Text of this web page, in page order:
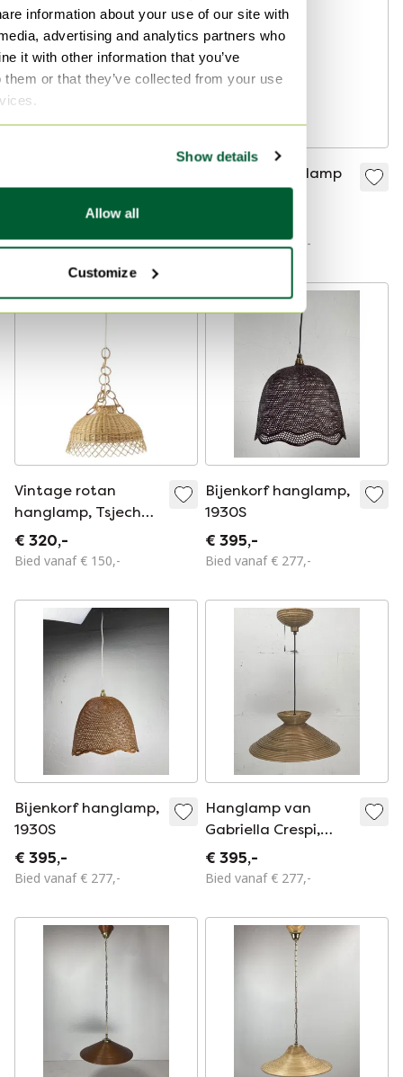
information about your use of our site with
advertising and analytics partners who
it with other information that you’ve
them or that they’ve collected from your use
Show details
Allow all
Customize
Vintage Hanglamp
Bied vanaf € 175,-
Vintage rotan
hanglamp, Tsjecho-
Slowakije 1960
€ 320,-
Bied vanaf € 150,-
Bijenkorf hanglamp,
1930S
€ 395,-
Bied vanaf € 277,-
Bijenkorf hanglamp,
1930S
€ 395,-
Bied vanaf € 277,-
Hanglamp van
Gabriella Crespi,
Italië, 1970S
€ 395,-
Bied vanaf € 277,-